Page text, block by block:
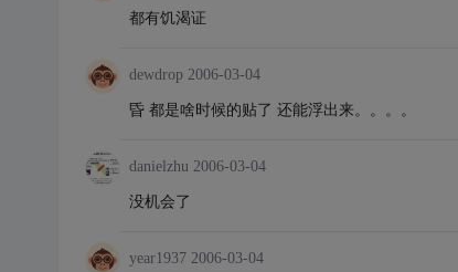
都有饥渴证
dewdrop 2006-03-04
昏 都是啥时候的贴了 还能浮出来。。。。
danielzhu 2006-03-04
没机会了
year1937 2006-03-04